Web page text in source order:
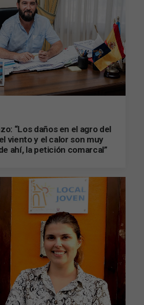
“Los daños en el agro del
viento y el calor son muy
ahí, la petición comarcal”